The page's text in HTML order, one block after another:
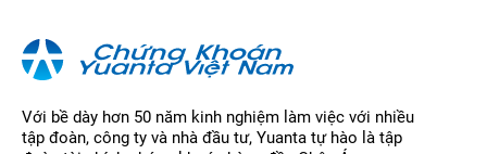
Với bề dày hơn 50 năm kinh nghiệm làm việc với nhiều
tập đoàn, công ty và nhà đầu tư, Yuanta tự hào là tập